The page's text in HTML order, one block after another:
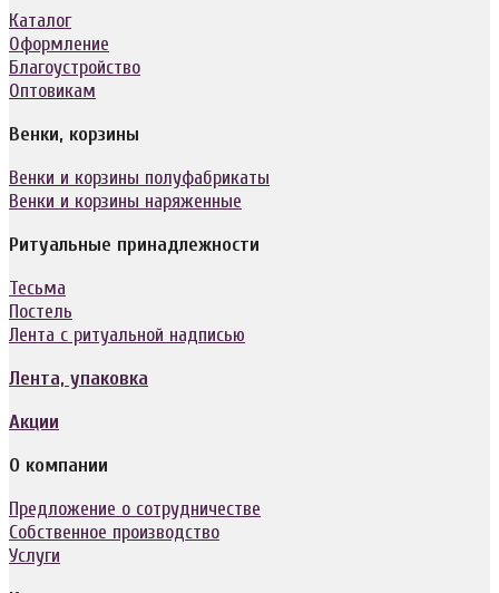
Каталог
Оформление
Благоустройство
Оптовикам
Венки, корзины
Венки и корзины полуфабрикаты
Венки и корзины наряженные
Ритуальные принадлежности
Тесьма
Постель
Лента с ритуальной надписью
Лента, упаковка
Акции
О компании
Предложение о сотрудничестве
Собственное производство
Услуги